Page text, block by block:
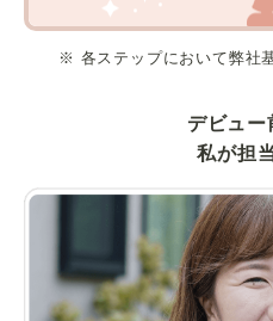
※ 各ステップにおいて弊社
デビュー
私が担